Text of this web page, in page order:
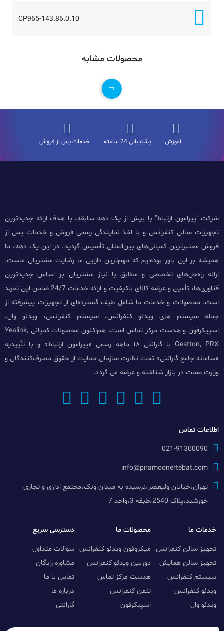
CP965-143.86.0.10
محصولات مشابه
آموزش پشتیبانی 24 ساعته خدمات پس از فروش
شرکت "پیرامون ارتباط" با بیش از یک دهه سابقه، با هدف ارائه جدیدترین
تجهیزات سالن کنفرانس و با اخذ نمایندگی رسمی فروش و خدمات پس از
فروش معتبرترین کمپانی‌های بین‌المللی تأسیس گردید. در این یک دهه، ما
همیشه بر این باور بوده‌ایم که مهم‌ترین دارایی ما رضایت مشتریان ماست.
ارائه راه‌حل‌های تخصصی و مطابق با نیاز مشتریان بر اساس جدیدترین
فناوری‌ها، تأمین و عرضه کالای باکیفیت و ارائه خدمات 24/7 ضامن این تعهد
است. محصولات و خدمات ما شامل طیف گسترده‌ای از تجهیزات پیشرفته از
جمله سیستم های ویدئو کنفرانس، سیستم کنفرانس، ویدئو وال،
اسپیکرفون و هدست مرکز تماس است. هم‌اکنون محصولات کمپانی Yealink,
Gestton, PRX با گارانتی ۱۸ ماهه رسمی «پیرامون ارتباط» و با تأییدیه
«سامانه جامع گارانتی» تحت نظارت سازمان حمایت از حقوق مصرف‌کنندگان و
وزارت صمت در بازار شناخته و عرضه می گردد.
اطلاعات تماس
021-91300090
info@piramoonertebat.com
تهران،خیابان ولیعصر،نرسیده به میدان ونک،مجتمع اداری و تجاری
خورشید،پلاک 2540،طبقه 3،واحد 7
خدمات ما
تجهیز سالن کنفرانس
تجهیز سالن همایش
سیستم کنفرانس
ویدئو کنفرانس
ویدئو وال
محصولات ما
میکروفون ویدئو کنفرانس
دوربین ویدئو کنفرانس
هدست مرکز تماس
تلفن کنفرانس
اسپیکرفون
دسترسی سریع
سوالات متداول
مشاوره رایگان
تماس با ما
درباره ما
گارانتی